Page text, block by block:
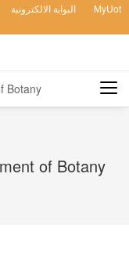
البوابة الالكترونية MyUot
Botany
of Botany